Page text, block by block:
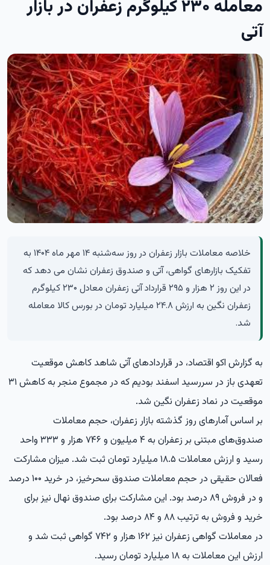
معامله ۲۳۰ کیلوگرم زعفران در بازار
آتی
خلاصه معاملات بازار زعفران در روز سه‌شنبه ۱۴ مهر ماه ۱۴۰۴ به
تفکیک بازارهای گواهی، آتی و صندوق زعفران نشان می دهد که
در این روز ۲ هزار و ۲۹۵ قرارداد آتی زعفران معادل ۲۳۰ کیلوگرم
زعفران نگین به ارزش ۲۴.۸ میلیارد تومان در بورس کالا معامله
شد.
به گزارش اکو اقتصاد، در قراردادهای آتی شاهد کاهش موقعیت
تعهدی باز در سررسید اسفند بودیم که در مجموع منجر به کاهش ۳۱
موقعیت در نماد زعفران نگین شد.
بر اساس آمارهای روز گذشته بازار زعفران، حجم معاملات
صندوق‌های مبتنی بر زعفران به ۴ میلیون و ۷۴۶ هزار و ۳۳۳ واحد
رسید و ارزش معاملات ۱۸.۵ میلیارد تومان ثبت شد. میزان مشارکت
فعالان حقیقی در حجم معاملات صندوق سحرخیز، در خرید ۱۰۰ درصد
و در فروش ۸۹ درصد بود. این مشارکت برای صندوق نهال نیز برای
خرید و فروش به ترتیب ۸۸ و ۸۴ درصد بود.
در معاملات گواهی زعفران نیز ۱۶۲ هزار و ۷۴۲ گواهی ثبت شد و
ارزش این معاملات به ۱۸ میلیارد تومان رسید.